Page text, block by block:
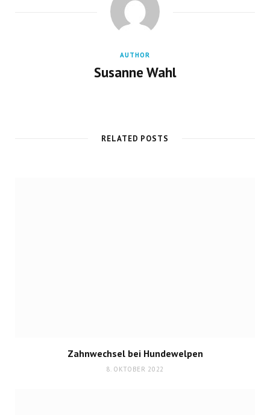
AUTHOR
Susanne Wahl
b
RELATED POSTS
Zahnwechsel bei Hundewelpen
8. OKTOBER 2022